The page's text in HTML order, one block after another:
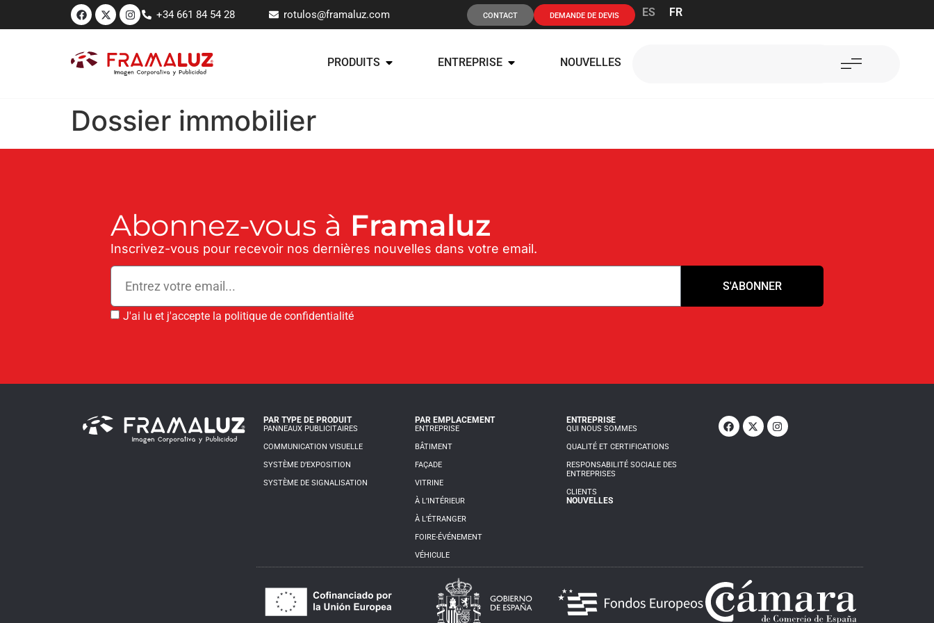
+34 661 84 54 28 rotulos@framaluz.com CONTACT DEMANDE DE DEVIS ES FR
PRODUITS ENTREPRISE NOUVELLES
Dossier immobilier
Abonnez-vous à Framaluz
Inscrivez-vous pour recevoir nos dernières nouvelles dans votre email.
J'ai lu et j'accepte la politique de confidentialité
S'ABONNER
PAR TYPE DE PRODUIT
PANNEAUX PUBLICITAIRES
COMMUNICATION VISUELLE
SYSTÈME D’EXPOSITION
SYSTÈME DE SIGNALISATION
PAR EMPLACEMENT
ENTREPRISE
BÂTIMENT
FAÇADE
VITRINE
À L’INTÉRIEUR
À L’ÉTRANGER
FOIRE-ÉVÉNEMENT
VÉHICULE
ENTREPRISE
QUI NOUS SOMMES
QUALITÉ ET CERTIFICATIONS
RESPONSABILITÉ SOCIALE DES
ENTREPRISES
CLIENTS
NOUVELLES